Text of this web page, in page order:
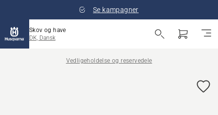
Se kampagner
Skov og have
DK, Dansk
Vedligeholdelse og reservedele